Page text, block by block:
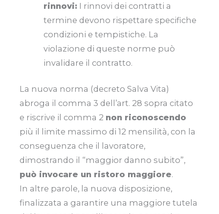
rinnovi: I rinnovi dei contratti a
termine devono rispettare specifiche
condizioni e tempistiche. La
violazione di queste norme può
invalidare il contratto.
La nuova norma (decreto Salva Vita)
abroga il comma 3 dell’art. 28 sopra citato
e riscrive il comma 2 non riconoscendo
più il limite massimo di 12 mensilità, con la
conseguenza che il lavoratore,
dimostrando il “maggior danno subito”,
può invocare un ristoro maggiore.
In altre parole, la nuova disposizione,
finalizzata a garantire una maggiore tutela